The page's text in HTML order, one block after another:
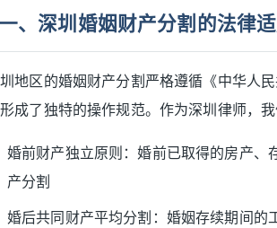
一、深圳婚姻财产分割的法律
地区的婚姻财产分割严格遵循《中华人
成了独特的操作规范。作为深圳律师，
婚前财产独立原则：婚前已取得的房产
产分割
婚后共同财产平均分割：婚姻存续期间